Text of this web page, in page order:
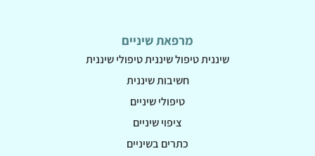
מרפאת שיניים
שיננית טיפול שיננית טיפולי שיננית
חשיבות שיננית
טיפולי שיניים
ציפוי שיניים
כתרים בשיניים